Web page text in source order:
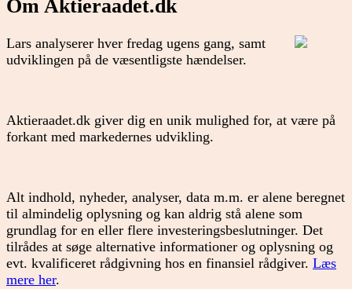
Om Aktieraadet.dk
Lars analyserer hver fredag ugens gang, samt
udviklingen på de væsentligste hændelser.
Aktieraadet.dk giver dig en unik mulighed for, at være på
forkant med markedernes udvikling.
Alt indhold, nyheder, analyser, data m.m. er alene beregnet
til almindelig oplysning og kan aldrig stå alene som
grundlag for en eller flere investeringsbeslutninger. Det
tilrådes at søge alternative informationer og oplysning og
evt. kvalificeret rådgivning hos en finansiel rådgiver. Læs
mere her.